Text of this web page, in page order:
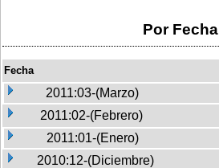
Por Fecha
Fecha
2011:03-(Marzo)
2011:02-(Febrero)
2011:01-(Enero)
2010:12-(Diciembre)